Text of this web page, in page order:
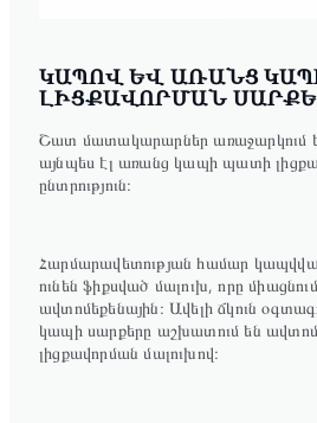
ԿԱՊՈՎ ԵՎ ԱՌԱՆՑ
ԼԻՑՔԱՎՈՐՄԱՆ
Շատ մատակարարներ առաջարկում
այնպես էլ առանց կապի պատի
ընտրություն։
Հարմարավետության համար
ունեն ֆիքսված մալուխ, որը
ավտոմեքենային։ Ավելի ճկուն
կապի սարքերը աշխատում են
լիցքավորման մալուխով։